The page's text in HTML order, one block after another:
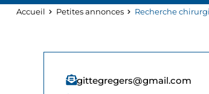
Accueil Petites annonces Recherche
gittegregers@gmail.com